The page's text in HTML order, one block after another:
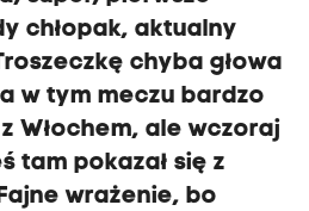
chłopak, aktualny
chyba głowa
w tym meczu bardzo
Włochem, ale wczoraj
tam pokazał się z
wrażenie, bo